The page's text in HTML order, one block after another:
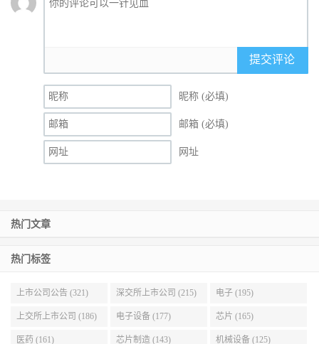
提交评论
昵称 (必填)
邮箱 (必填)
网址
热门文章
热门标签
上市公司公告 (321) 深交所上市公司 (215) 电子 (195)
上交所上市公司 (186) 电子设备 (177) 芯片 (165)
医药 (161) 芯片制造 (143) 机械设备 (125)